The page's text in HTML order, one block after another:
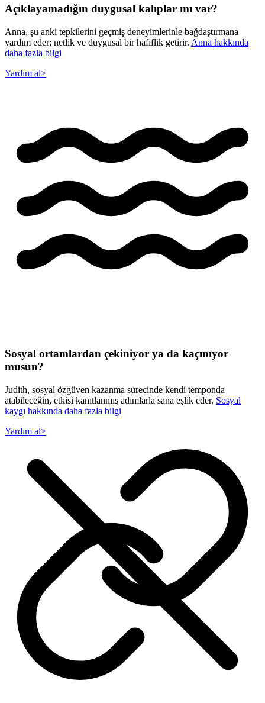
Açıklayamadığın duygusal kalıplar mı var?
Anna, şu anki tepkilerini geçmiş deneyimlerinle bağdaştırmana
yardım eder; netlik ve duygusal bir hafiflik getirir. Anna hakkında
daha fazla bilgi
Yardım al>
Sosyal ortamlardan çekiniyor ya da kaçınıyor
musun?
Judith, sosyal özgüven kazanma sürecinde kendi temponda
atabileceğin, etkisi kanıtlanmış adımlarla sana eşlik eder. Sosyal
kaygı hakkında daha fazla bilgi
Yardım al>